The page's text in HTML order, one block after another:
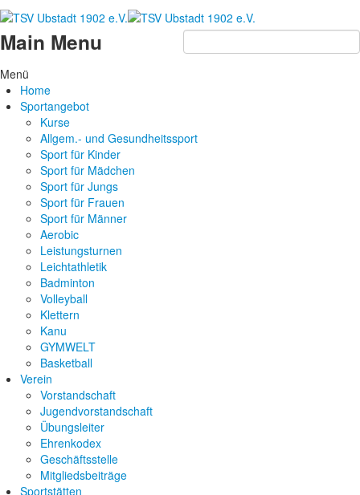
Main Menu
Menü
Home
Sportangebot
Kurse
Allgem.- und Gesundheitssport
Sport für Kinder
Sport für Mädchen
Sport für Jungs
Sport für Frauen
Sport für Männer
Aerobic
Leistungsturnen
Leichtathletik
Badminton
Volleyball
Klettern
Kanu
GYMWELT
Basketball
Verein
Vorstandschaft
Jugendvorstandschaft
Übungsleiter
Ehrenkodex
Geschäftsstelle
Mitgliedsbeiträge
Sportstätten